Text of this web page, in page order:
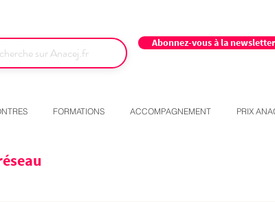
Abonnez-vous à la
FORMATIONS ACCOMPAGNEMENT PRIX